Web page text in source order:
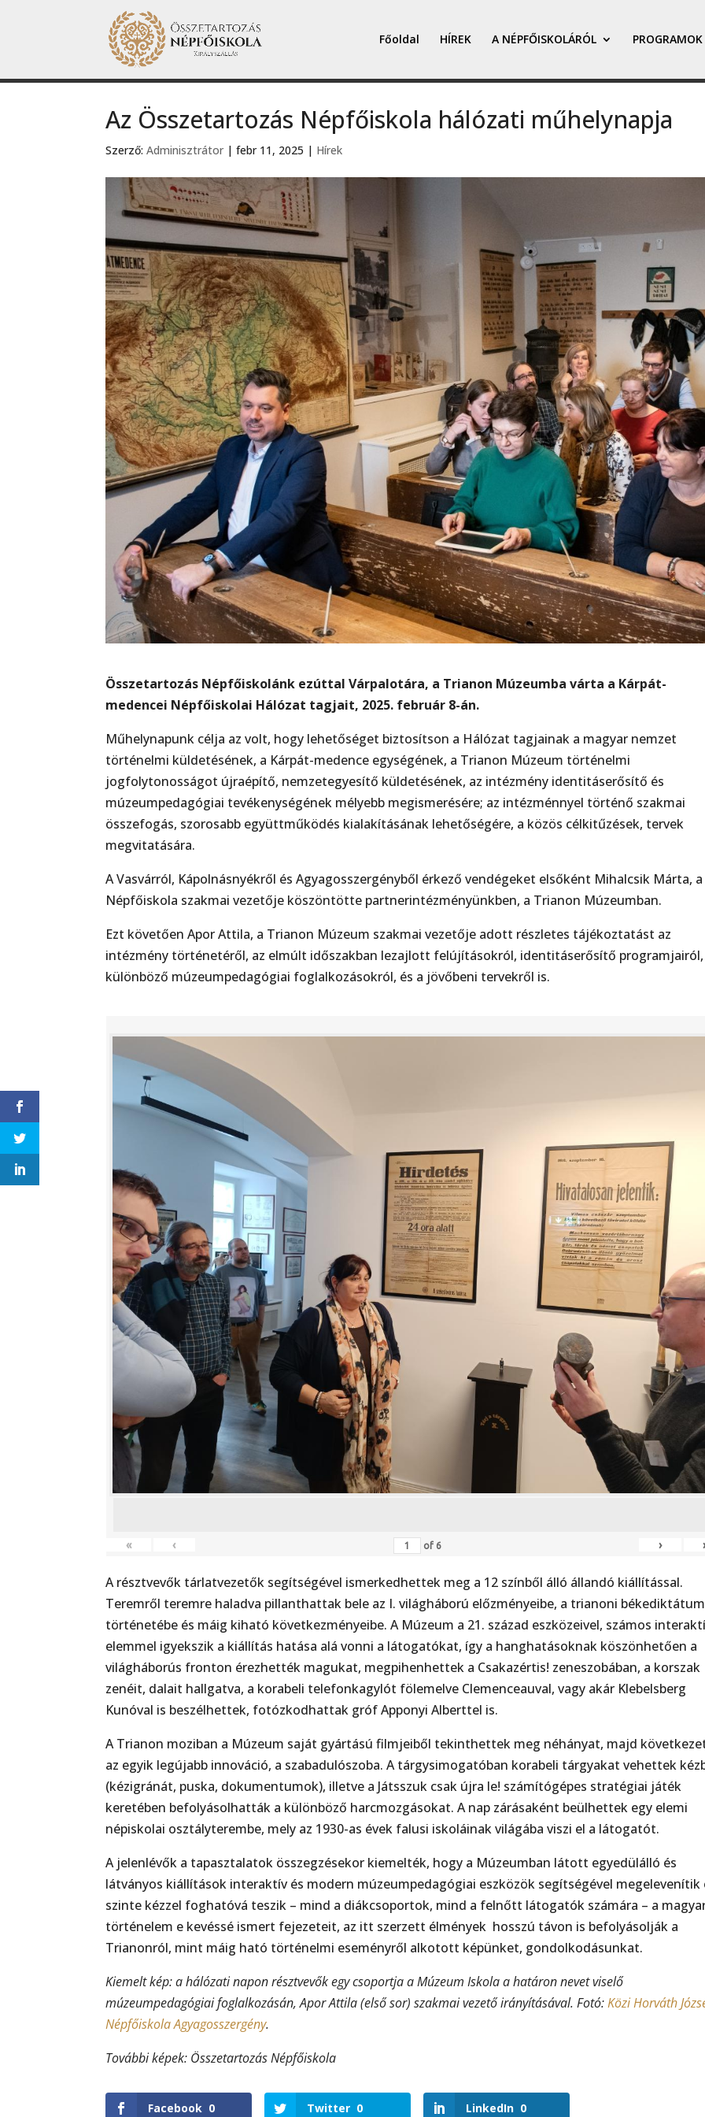
Főoldal HÍREK A NÉPFŐISKOLÁRÓL PROGRAMOK
Az Összetartozás Népfőiskola hálózati műhelynapja
Szerző:Adminisztrátor |febr 11, 2025 | Hírek
Összetartozás Népfőiskolánk ezúttal Várpalotára, a Trianon Múzeumba várta a Kárpát-
medencei Népfőiskolai Hálózat tagjait, 2025. február 8-án.
Műhelynapunk célja az volt, hogy lehetőséget biztosítson a Hálózat tagjainak a magyar nemzet
történelmi küldetésének, a Kárpát-medence egységének, a Trianon Múzeum történelmi
jogfolytonosságot újraépítő, nemzetegyesítő küldetésének, az intézmény identitáserősítő és
múzeumpedagógiai tevékenységének mélyebb megismerésére; az intézménnyel történő szakmai
összefogás, szorosabb együttműködés kialakításának lehetőségére, a közös célkitűzések, tervek
megvitatására.
A Vasvárról, Kápolnásnyékről és Agyagosszergényből érkező vendégeket elsőként Mihalcsik Márta, a
Népfőiskola szakmai vezetője köszöntötte partnerintézményünkben, a Trianon Múzeumban.
Ezt követően Apor Attila, a Trianon Múzeum szakmai vezetője adott részletes tájékoztatást az
intézmény történetéről, az elmúlt időszakban lezajlott felújításokról, identitáserősítő
különböző múzeumpedagógiai foglalkozásokról, és a jövőbeni tervekről is.
« ‹ of 6 ›
A résztvevők tárlatvezetők segítségével ismerkedhettek meg a 12 színből álló állandó kiállítással.
Teremről teremre haladva pillanthattak bele az I. világháború előzményeibe, a trianoni békediktátum
történetébe és máig kiható következményeibe. A Múzeum a 21. század eszközeivel, számos
elemmel igyekszik a kiállítás hatása alá vonni a látogatókat, így a hanghatásoknak köszönhetően a
világháborús fronton érezhették magukat, megpihenhettek a Csakazértis! zeneszobában, a korszak
zenéit, dalait hallgatva, a korabeli telefonkagylót fölemelve Clemenceauval, vagy akár Klebelsberg
Kunóval is beszélhettek, fotózkodhattak gróf Apponyi Alberttel is.
A Trianon moziban a Múzeum saját gyártású filmjeiből tekinthettek meg néhányat, majd
az egyik legújabb innováció, a szabadulószoba. A tárgysimogatóban korabeli tárgyakat vehettek
(kézigránát, puska, dokumentumok), illetve a Játsszuk csak újra le! számítógépes stratégiai játék
keretében befolyásolhatták a különböző harcmozgásokat. A nap zárásaként beülhettek egy elemi
népiskolai osztályterembe, mely az 1930-as évek falusi iskoláinak világába viszi el a látogatót.
A jelenlévők a tapasztalatok összegzésekor kiemelték, hogy a Múzeumban látott egyedülálló és
látványos kiállítások interaktív és modern múzeumpedagógiai eszközök segítségével megelevenítik
szinte kézzel foghatóvá teszik – mind a diákcsoportok, mind a felnőtt látogatók számára – a
történelem e kevéssé ismert fejezeteit, az itt szerzett élmények hosszú távon is befolyásolják a
Trianonról, mint máig ható történelmi eseményről alkotott képünket, gondolkodásunkat.
Kiemelt kép: a hálózati napon résztvevők egy csoportja a Múzeum Iskola a határon nevet viselő
múzeumpedagógiai foglalkozásán, Apor Attila (első sor) szakmai vezető irányításával. Fotó:Közi Horváth
Népfőiskola Agyagosszergény.
További képek: Összetartozás Népfőiskola
Facebook 0 Twitter 0 LinkedIn 0